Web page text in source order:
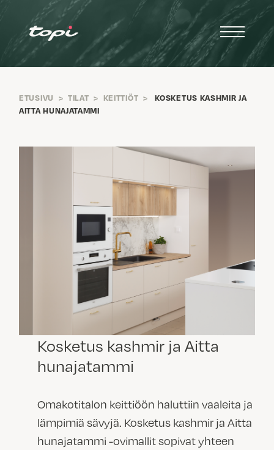
ETUSIVU > TILAT > KEITTIÖT >
KOSKETUS KASHMIR JA
AITTA HUNAJATAMMI
Kosketus kashmir ja Aitta
hunajatammi
Omakotitalon keittiöön haluttiin vaaleita ja
lämpimiä sävyjä. Kosketus kashmir ja Aitta
hunajatammi -ovimallit sopivat yhteen